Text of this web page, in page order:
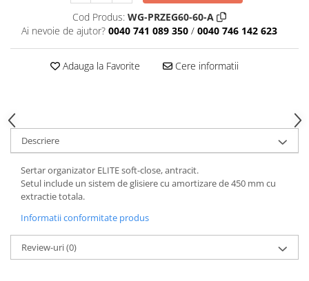
Cod Produs: WG-PRZEG60-60-A
Ai nevoie de ajutor? 0040 741 089 350 / 0040 746 142 623
Adauga la Favorite Cere informatii
Descriere
Sertar organizator ELITE soft-close, antracit.
Setul include un sistem de glisiere cu amortizare de 450 mm cu
extractie totala.
Informatii conformitate produs
Review-uri(0)